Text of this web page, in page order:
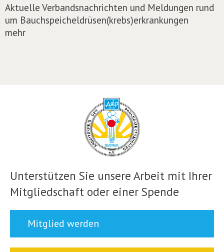
Aktuelle Verbandsnachrichten und Meldungen rund
um Bauchspeicheldrüsen(krebs)erkrankungen
mehr
Unterstützen Sie unsere Arbeit mit Ihrer
Mitgliedschaft oder einer Spende
Mitglied werden